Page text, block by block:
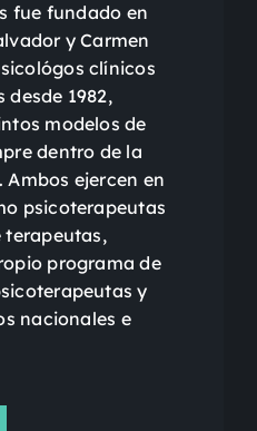
fue fundado en
y Carmen
clínicos
1982,
modelos de
dentro de la
ejercen en
psicoterapeutas
terapeutas,
programa de
y
nacionales e